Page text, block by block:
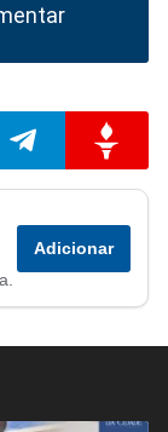
no
no
Gettr
Adicionar